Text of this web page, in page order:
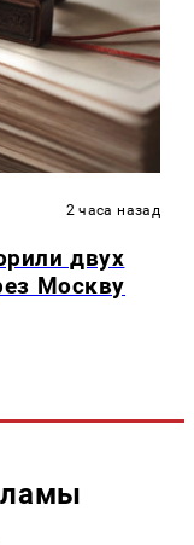
2 часа назад
двух
Москву